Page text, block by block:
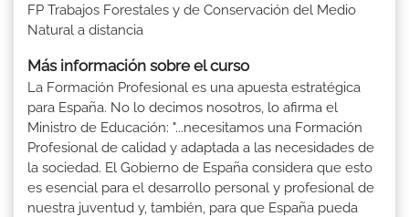
FP Trabajos Forestales y de Conservación del Medio
Natural a distancia
Más información sobre el curso
La Formación Profesional es una apuesta estratégica
para España. No lo decimos nosotros, lo afirma el
Ministro de Educación: "...necesitamos una Formación
Profesional de calidad y adaptada a las necesidades de
la sociedad. El Gobierno de España considera que esto
es esencial para el desarrollo personal y profesional de
nuestra juventud y, también, para que España pueda